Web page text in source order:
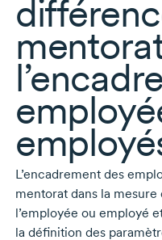
L’encadrement des
mentorat dans la
l’employée ou employé
la définition des